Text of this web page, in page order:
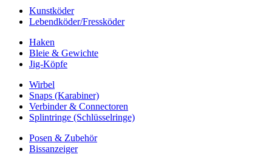
Kunstköder
Lebendköder/Fressköder
Haken
Bleie & Gewichte
Jig-Köpfe
Wirbel
Snaps (Karabiner)
Verbinder & Connectoren
Splintringe (Schlüsselringe)
Posen & Zubehör
Bissanzeiger